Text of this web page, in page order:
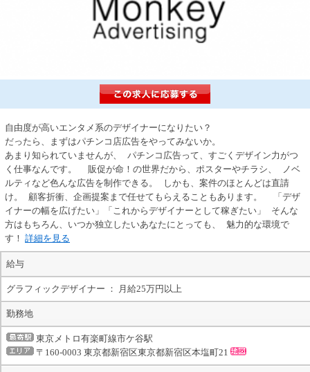
自由度が高いエンタメ系のデザイナーになりたい？
だったら、まずはパチンコ店広告をやってみないか。
あまり知られていませんが、 パチンコ広告って、すごくデザイン力がつ
く仕事なんです。 販促が命！の世界だから、ポスターやチラシ、 ノベ
ルティなど色んな広告を制作できる。 しかも、案件のほとんどは直請
け。 顧客折衝、企画提案まで任せてもらえることもあります。 「デザ
イナーの幅を広げたい」「これからデザイナーとして稼ぎたい」 そんな
方はもちろん、いつか独立したいあなたにとっても、 魅力的な環境で
す！ 詳細を見る
給与
グラフィックデザイナー ： 月給25万円以上
勤務地
東京メトロ有楽町線市ケ谷駅
〒160-0003 東京都新宿区東京都新宿区本塩町21